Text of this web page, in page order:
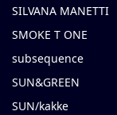
SILVANA MANETTI
SMOKE T ONE
subsequence
SUN&GREEN
SUN/kakke